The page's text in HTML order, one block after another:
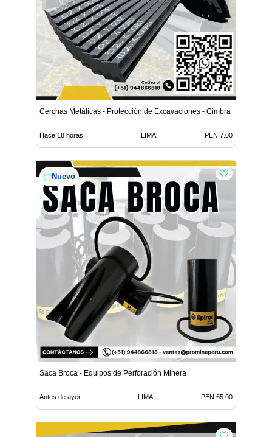
Cerchas Metálicas - Protección de Excavaciones - Cimbra
Hace 18 horas LIMA PEN 7.00
Nuevo
Saca Broca - Equipos de Perforación Minera
Antes de ayer LIMA PEN 65.00